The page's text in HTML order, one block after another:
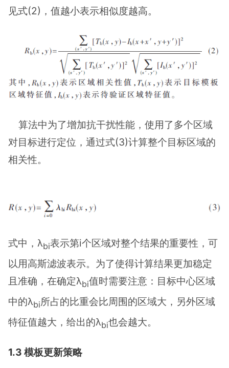
见式(2)，值越小表示相似度越高。
算法中为了增加抗干扰性能，使用了多个区域
对目标进行定位，通过式(3)计算整个目标区域的
相关性。
式中，λbi表示第i个区域对整个结果的重要性，可
以用高斯滤波表示。为了使得计算结果更加稳定
且准确，在确定λbi值时需要注意：目标中心区域
中的λbi所占的比重会比周围的区域大，另外区域
特征值越大，给出的λbi也会越大。
1.3 模板更新策略